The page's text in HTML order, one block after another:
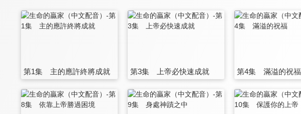
第1集 主的應許終將成就 第3集 上帝必快速成就 第4集 滿溢的祝福